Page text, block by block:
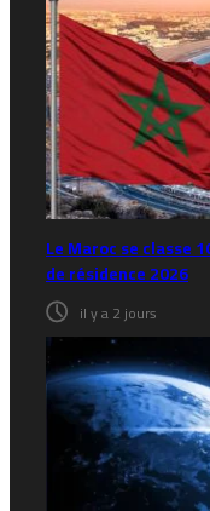
Le Maroc se classe
de résidence 2026
il y a 2 jours